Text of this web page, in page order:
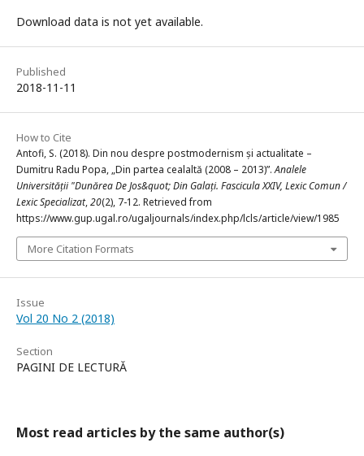
Download data is not yet available.
Published
2018-11-11
How to Cite
Antofi, S. (2018). Din nou despre postmodernism și actualitate –
Dumitru Radu Popa, „Din partea cealaltă (2008 – 2013)”.Analele
Universității "Dunărea De Jos&quot; Din Galați. Fascicula XXIV, Lexic Comun /
Lexic Specializat,20(2), 7-12. Retrieved from
https://www.gup.ugal.ro/ugaljournals/index.php/lcls/article/view/1985
More Citation Formats
Issue
Vol 20 No 2 (2018)
Section
PAGINI DE LECTURĂ
Most read articles by the same author(s)